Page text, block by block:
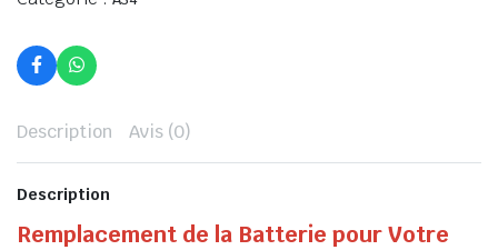
Description Avis (0)
Description
Remplacement de la Batterie pour Votre